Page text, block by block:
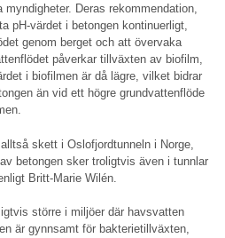
Deras rekommendation,
pH-värdet i betongen kontinuerligt,
genom berget och att övervaka
påverkar tillväxten av biofilm,
i biofilmen är då lägre, vilket bidrar
än vid ett högre grundvattenflöde
skett i Oslofjordtunneln i Norge,
betongen sker troligtvis även i tunnlar
Britt-Marie Wilén.
större i miljöer där havsvatten
är gynnsamt för bakterietillväxten,